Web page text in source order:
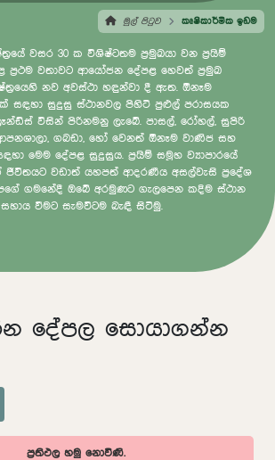
මුල් පිටුව කෘෂිකාර්මික ඉඩම
වසර 30 ක විශිෂ්ටතම ප්‍රමුඛයා වන ප්‍රයිම්
ප්‍රථම වතාවට ආයෝජන දේපළ හෙවත් ප්‍රමුඛ
නව අවස්ථා හඳුන්වා දී ඇත. ඕනෑම
සඳහා සුදුසු ස්ථානවල පිහිටි පුළුල් පරාසයක
විසින් පිරිනමනු ලැබේ. පාසල්, රෝහල්, සුපිරි
ගබඩා, හෝ වෙනත් ඕනෑම වාණිජ සහ
මෙම දේපළ සුදුසුය. ප්‍රයිම් සමූහ ව්‍යාපාරයේ
ජීවිතයට වඩාත් යහපත් ආදරණීය අසල්වැසි ප්‍රදේශ
ගමනේදී ඔබේ අරමුණට ගැලපෙන කදිම ස්ථාන
වීමට සැමවිටම බැඳී සිටිමු.
දේපල සොයාගන්න
ප්‍රතිඵල හමු නොවිණි.